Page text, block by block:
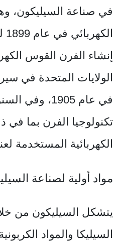
في صناعة السيليكون،
الكهربائي في عام 1899 لصنع
إنشاء الفرن القوس
الولايات المتحدة في
في عام 1905،
تكنولوجيا الفرن بما في
الكهربائية المستخدمة
مواد أولية لصناعة
يتشكل السيليكون من
السيليكا والمواد